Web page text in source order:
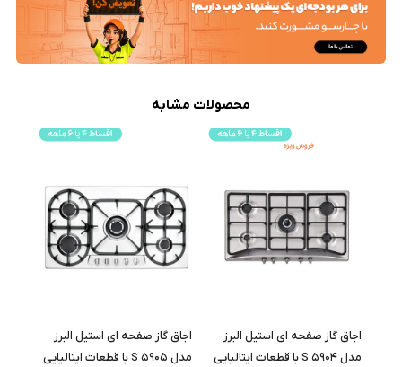
محصولات مشابه
اجاق گاز صفحه ای استیل البرز
مدل S 5904 با قطعات ایتالیایی
اجاق گاز صفحه ای استیل البرز
مدل S 5905 با قطعات ایتالیایی